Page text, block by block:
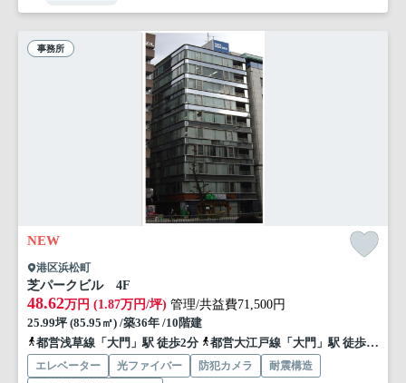
事務所
NEW
港区浜松町
芝パークビル 4F
48.62万円 (1.87万円/坪) 管理/共益費71,500円
25.99坪 (85.95㎡) /築36年 /10階建
都営浅草線「大門」駅 徒歩2分
都営大江戸線「大門」駅 徒歩3分
エレベーター 光ファイバー 防犯カメラ
耐震構造